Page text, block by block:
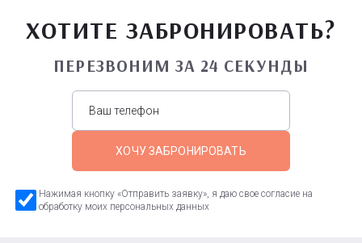
ХОТИТЕ ЗАБРОНИРОВАТЬ?
ПЕРЕЗВОНИМ ЗА 24 СЕКУНДЫ
ХОЧУ ЗАБРОНИРОВАТЬ
Нажимая кнопку «Отправить заявку», я даю свое согласие на
обработку моих персональных данных